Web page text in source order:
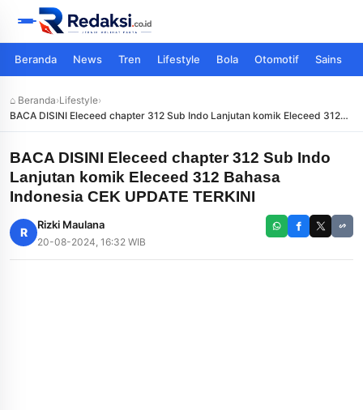
Beranda News Tren Lifestyle Bola Otomotif Sains
⌂ Beranda›Lifestyle›
BACA DISINI Eleceed chapter 312 Sub Indo Lanjutan komik Eleceed 312
Bahasa Indonesia CEK UPDATE TERKINI
BACA DISINI Eleceed chapter 312 Sub Indo
Lanjutan komik Eleceed 312 Bahasa
Indonesia CEK UPDATE TERKINI
R
Rizki Maulana
20-08-2024, 16:32 WIB